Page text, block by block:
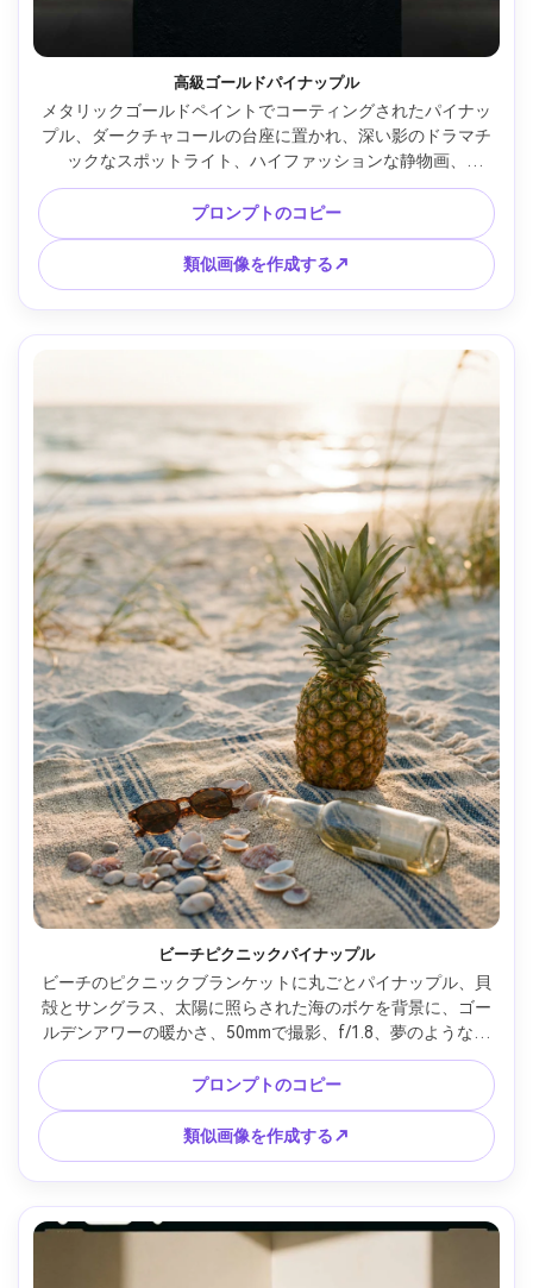
高級ゴールドパイナップル
メタリックゴールドペイントでコーティングされたパイナッ
プル、ダークチャコールの台座に置かれ、深い影のドラマチ
ックなスポットライト、ハイファッションな静物画、
85mm、f/5.6で撮影、鮮明な鏡面ハイライト、フォトリア
ル、プレミアムな編集スタイル、博物館のような雰囲気 --ar
4:5
プロンプトのコピー
類似画像を作成する↗
ビーチピクニックパイナップル
ビーチのピクニックブランケットに丸ごとパイナップル、貝
殻とサングラス、太陽に照らされた海のボケを背景に、ゴー
ルデンアワーの暖かさ、50mmで撮影、f/1.8、夢のような浅
い被写界深度、フォトリアルなライフスタイル写真、柔らか
い砂の質感と風に吹かれる雰囲気 --ar 4:5
プロンプトのコピー
類似画像を作成する↗